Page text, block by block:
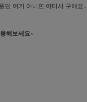
단 여기 아니면 어디서 구해요..
해보세요~